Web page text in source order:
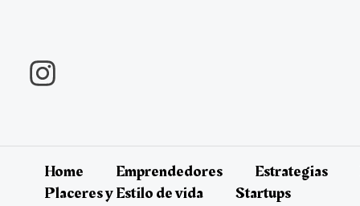
contenido
Home Emprendedores Estrategias
Placeres y Estilo de vida
Startups